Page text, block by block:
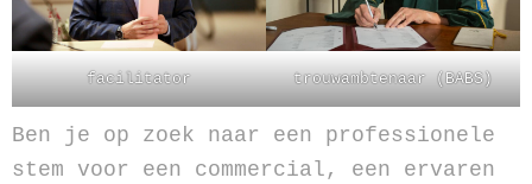
facilitator trouwambtenaar (BABS)
Ben je op zoek naar een professionele
stem voor een commercial, een ervaren